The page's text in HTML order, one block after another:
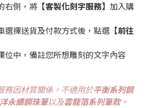
右側，將 【客製化刻字服務】 加入購
選擇送貨及付款方式後，點選 【前往
位中，備註您所想雕刻的文字內容
務因材質關係，不適用於平衡系列鋼
永續鋼珠筆以及雲龍箔系列筆款。